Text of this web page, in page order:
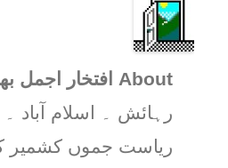
About افتخار اجمل بھوپال
رہائش ۔ اسلام آباد ۔
ریاست جموں کشمیر